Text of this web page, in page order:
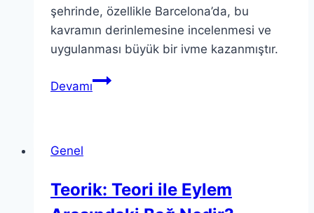
şehrinde, özellikle Barcelona’da, bu
kavramın derinlemesine incelenmesi ve
uygulanması büyük bir ivme kazanmıştır.
DevamıTeorik
Genel
Teorik: Teori ile Eylem